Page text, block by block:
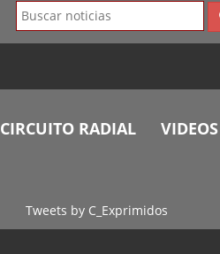
CIRCUITO RADIAL VIDEOS
Tweets by C_Exprimidos